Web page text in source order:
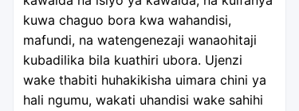
kuwa chaguo bora kwa wahandisi,
mafundi, na watengenezaji wanaohitaji
kubadilika bila kuathiri ubora. Ujenzi
wake thabiti huhakikisha uimara chini ya
hali ngumu, wakati uhandisi wake sahihi